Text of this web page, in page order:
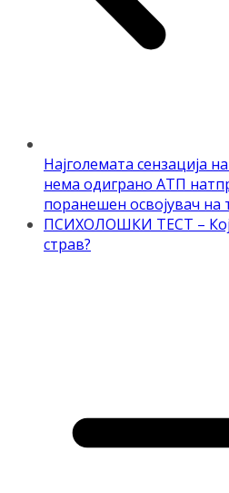
Најголемата сензација
нема одиграно АТП
поранешен освојувач на
ПСИХОЛОШКИ ТЕСТ – Кој
страв?